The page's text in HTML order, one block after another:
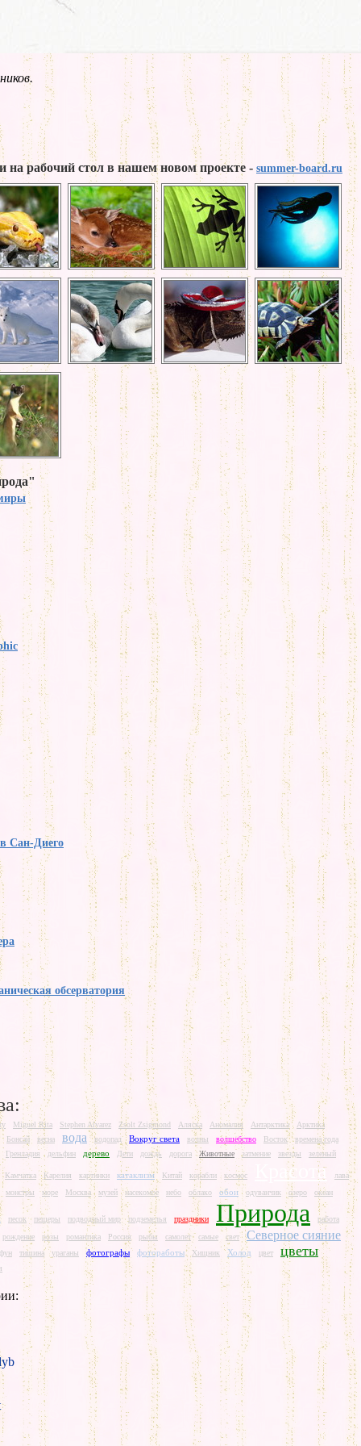
на рабочий стол в нашем новом проекте - summer-board.ru
Сан-Диего
обсерватория
Miguel Rita Stephen Alvarez Zsolt Zsigmond Аляска Аномалия Антарктика
Арктика
Бонсай
весна вода водопад Вокруг света волны волшебство Восток
времена года
Гренладия
дельфин дерево Дети дождь дорога Животные затмение звезды зеленый
Камчатка Карелия картинки катаклизм Китай корабли космос Красота
лава
монстры
море Москва музей насекомое небо облако обои одуванчик озеро океан
песок пещеры подводный мир подземелья праздники Природа
работа
рождение
розы романтика Россия рыбы самолет самые свет Северное сияние
тишина ураганы фотографы фотоработы Хищник Холод цвет цветы